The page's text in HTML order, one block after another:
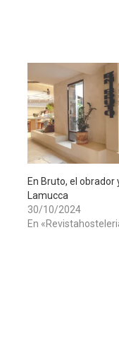
En Bruto, el obrador
Lamucca
30/10/2024
En